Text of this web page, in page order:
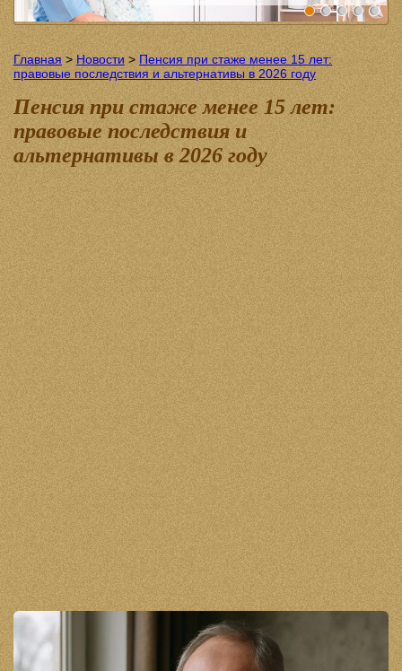
Главная > Новости>Пенсия при стаже менее 15 лет:
правовые последствия и альтернативы в 2026 году
Пенсия при стаже менее 15 лет:
правовые последствия и
альтернативы в 2026 году